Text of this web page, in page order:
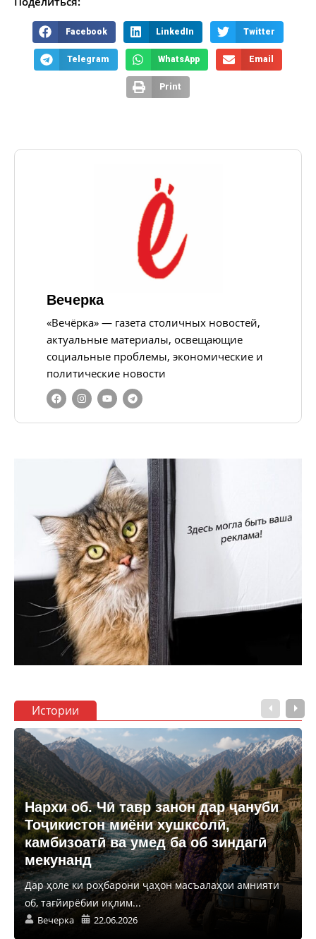
Facebook LinkedIn Twitter
Telegram WhatsApp Email
Print
Вечерка
«Вечёрка» — газета столичных новостей,
актуальные материалы, освещающие
социальные проблемы, экономические и
политические новости
Истории
Нархи об. Чӣ тавр занон дар ҷануби
Тоҷикистон миёни хушксолӣ,
камбизоатӣ ва умед ба об зиндагӣ
мекунанд
Дар ҳоле ки роҳбарони ҷаҳон масъалаҳои амнияти
об, тағйирёбии иқлим...
Вечерка 22.06.2026